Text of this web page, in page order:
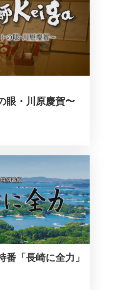
眼・川原慶賀〜
番「長崎に全力」